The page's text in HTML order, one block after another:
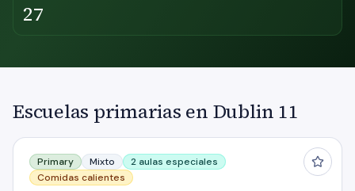
27
Escuelas primarias en Dublin 11
Cill Coscain
Primary Mixto
2 aulas especiales
Comidas calientes